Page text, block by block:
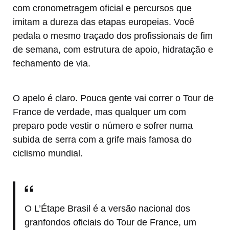
com cronometragem oficial e percursos que
imitam a dureza das etapas europeias. Você
pedala o mesmo traçado dos profissionais de fim
de semana, com estrutura de apoio, hidratação e
fechamento de via.
O apelo é claro. Pouca gente vai correr o Tour de
France de verdade, mas qualquer um com
preparo pode vestir o número e sofrer numa
subida de serra com a grife mais famosa do
ciclismo mundial.
O L’Étape Brasil é a versão nacional dos
granfondos oficiais do Tour de France, um